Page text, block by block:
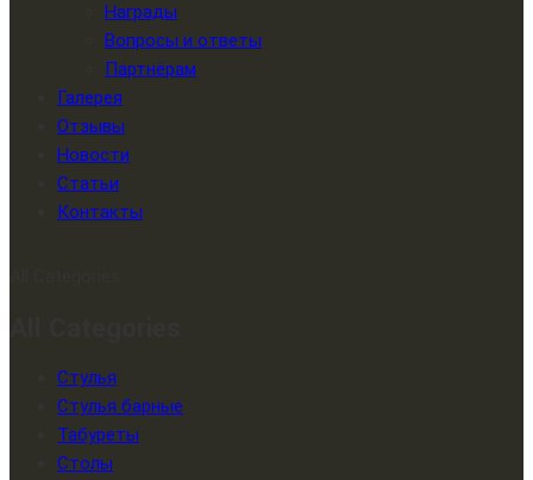
Награды
Вопросы и ответы
Партнёрам
Галерея
Отзывы
Новости
Статьи
Контакты
Стулья
Стулья барные
Табуреты
Столы